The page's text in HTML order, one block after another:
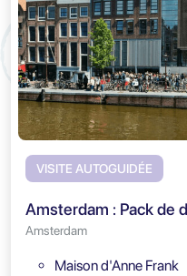
VISITE AUTOGUIDÉE
Amsterdam
Maison d'Anne Frank